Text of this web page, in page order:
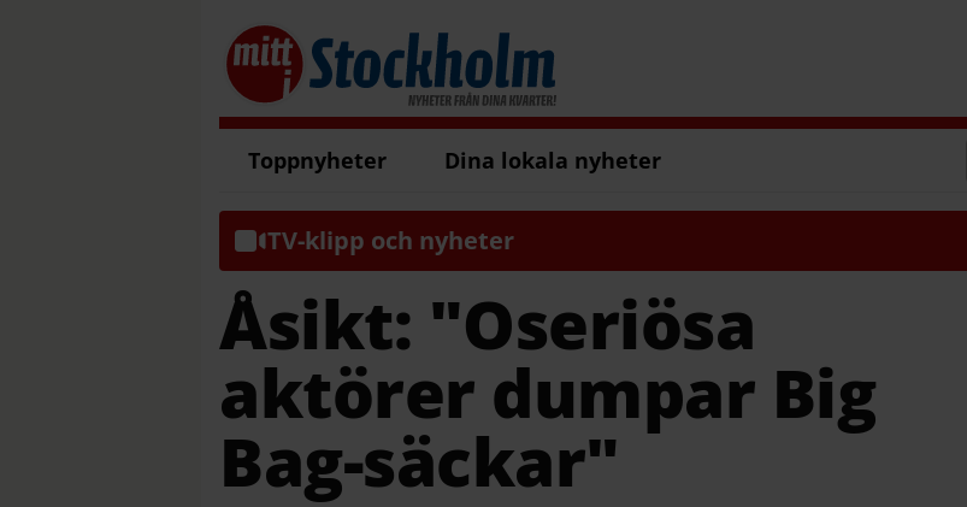
Toppnyheter Dina lokala nyheter
TV-klipp och nyheter
Åsikt: "Oseriösa
aktörer dumpar Big
Bag-säckar"